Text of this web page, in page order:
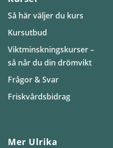
Så här väljer du kurs
Kursutbud
Viktminskningskurser –
så når du din drömvikt
Frågor & Svar
Friskvårdsbidrag
Mer Ulrika